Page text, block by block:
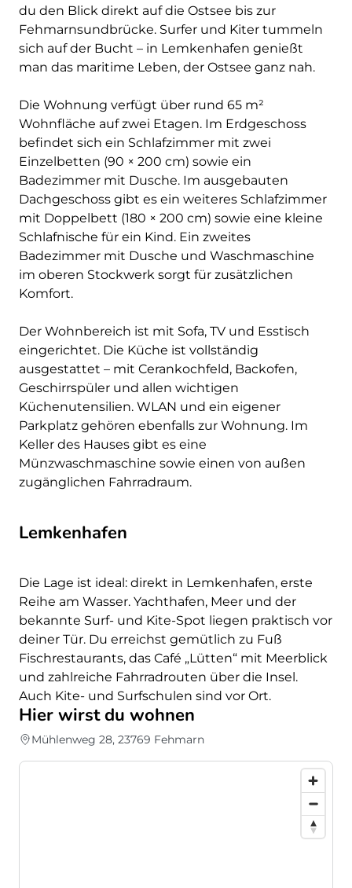
du den Blick direkt auf die Ostsee bis zur
Fehmarnsundbrücke. Surfer und Kiter tummeln
sich auf der Bucht – in Lemkenhafen genießt
man das maritime Leben, der Ostsee ganz nah.
Die Wohnung verfügt über rund 65 m²
Wohnfläche auf zwei Etagen. Im Erdgeschoss
befindet sich ein Schlafzimmer mit zwei
Einzelbetten (90 × 200 cm) sowie ein
Badezimmer mit Dusche. Im ausgebauten
Dachgeschoss gibt es ein weiteres Schlafzimmer
mit Doppelbett (180 × 200 cm) sowie eine kleine
Schlafnische für ein Kind. Ein zweites
Badezimmer mit Dusche und Waschmaschine
im oberen Stockwerk sorgt für zusätzlichen
Komfort.
Der Wohnbereich ist mit Sofa, TV und Esstisch
eingerichtet. Die Küche ist vollständig
ausgestattet – mit Cerankochfeld, Backofen,
Geschirrspüler und allen wichtigen
Küchenutensilien. WLAN und ein eigener
Parkplatz gehören ebenfalls zur Wohnung. Im
Keller des Hauses gibt es eine
Münzwaschmaschine sowie einen von außen
zugänglichen Fahrradraum.
Lemkenhafen
Die Lage ist ideal: direkt in Lemkenhafen, erste
Reihe am Wasser. Yachthafen, Meer und der
bekannte Surf- und Kite-Spot liegen praktisch vor
deiner Tür. Du erreichst gemütlich zu Fuß
Fischrestaurants, das Café „Lütten“ mit Meerblick
und zahlreiche Fahrradrouten über die Insel.
Auch Kite- und Surfschulen sind vor Ort.
Hier wirst du wohnen
Mühlenweg 28, 23769 Fehmarn